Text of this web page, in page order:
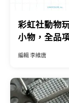
彩虹社動物
小物，全品
編輯 李維唐